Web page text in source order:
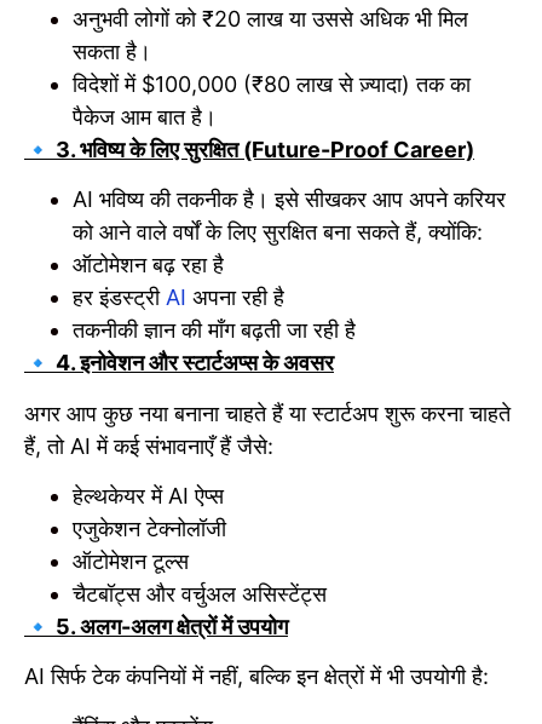
अनुभवी लोगों को ₹20 लाख या उससे अधिक भी मिल
सकता है।
विदेशों में $100,000 (₹80 लाख से ज़्यादा) तक का
पैकेज आम बात है।
🔹 3. भविष्य के लिए सुरक्षित (Future-Proof Career)
AI भविष्य की तकनीक है। इसे सीखकर आप अपने करियर
को आने वाले वर्षों के लिए सुरक्षित बना सकते हैं, क्योंकि:
ऑटोमेशन बढ़ रहा है
हर इंडस्ट्रीAI अपना रही है
तकनीकी ज्ञान की माँग बढ़ती जा रही है
🔹 4. इनोवेशन और स्टार्टअप्स के अवसर
अगर आप कुछ नया बनाना चाहते हैं या स्टार्टअप शुरू करना चाहते
हैं, तो AI में कई संभावनाएँ हैं जैसे:
हेल्थकेयर में AI ऐप्स
एजुकेशन टेक्नोलॉजी
ऑटोमेशन टूल्स
चैटबॉट्स और वर्चुअल असिस्टेंट्स
🔹 5. अलग-अलग क्षेत्रों में उपयोग
AI सिर्फ टेक कंपनियों में नहीं, बल्कि इन क्षेत्रों में भी उपयोगी है: